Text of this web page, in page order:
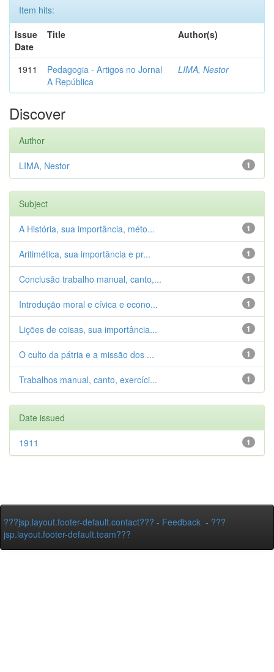
Item hits:
Issue
Date
Title Author(s)
1911
Pedagogia - Artigos no Jornal
A República
LIMA, Nestor
Discover
Author
1
LIMA, Nestor
Subject
1
A História, sua importância, méto...
1
Aritimética, sua importância e pr...
1
Conclusão trabalho manual, canto,...
1
Introdução moral e cívica e econo...
1
Lições de coisas, sua importância...
1
O culto da pátria e a missão dos ...
1
Trabalhos manual, canto, exercíci...
Date issued
1
1911
???jsp.layout.footer-default.contact??? - Feedback - ???
jsp.layout.footer-default.team???